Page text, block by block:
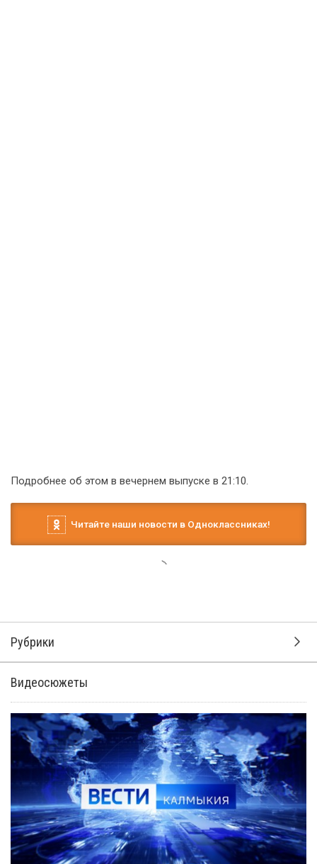
Подробнее об этом в вечернем выпуске в 21:10.
Читайте наши новости в Одноклассниках!
Рубрики
Видеосюжеты